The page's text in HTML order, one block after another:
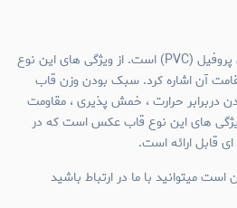
جنس قاب عکس های نیم وال پروفیل (PVC) است. از ویژگی های این نوع
آن اشاره کرد. سبک بودن وزن قاب
دربرابر حرارت ، خمش پذیری ، مقاومت
ویژگی های این نوع قاب عکس است که در
قابل ارائه است.
میتوانید با ما در ارتباط باشید